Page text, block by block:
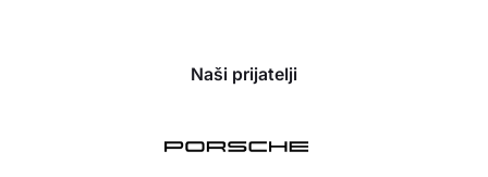
Naši prijatelji